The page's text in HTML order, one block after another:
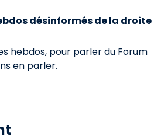
désinformés de la droite
hebdos, pour parler du Forum
en parler.